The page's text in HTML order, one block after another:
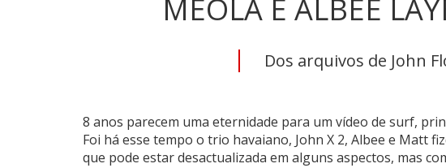
MEOLA E ALBEE
Dos arquivos de John
8 anos parecem uma eternidade para um vídeo de surf,
Foi há esse tempo o trio havaiano, John X 2, Albee e Matt
que pode estar desactualizada em alguns aspectos, mas